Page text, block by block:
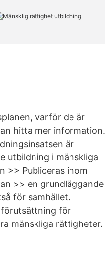
varför de är
hitta mer information.
är
utbildning i mänskliga
>> Publiceras inom
>> en grundläggande
för samhället.
förutsättning för
mänskliga rättigheter.